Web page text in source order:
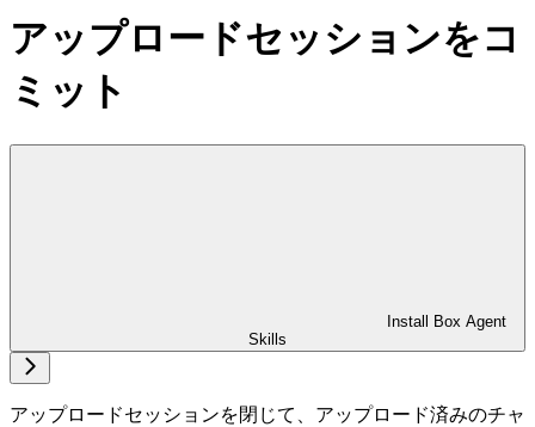
アップロードセッションをコ
ミット
Install Box Agent
Skills
アップロードセッションを閉じて、アップロード済みのチャ